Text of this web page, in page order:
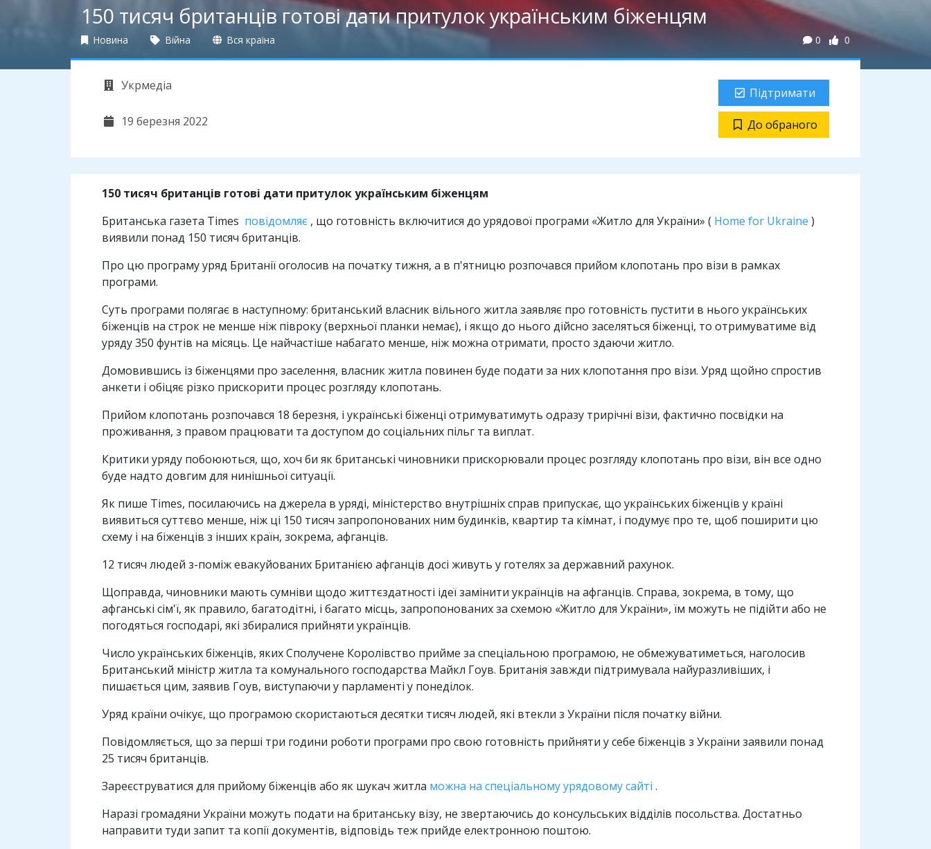
150 тисяч британців готові дати притулок українським біженцям
Новина Війна Вся країна 0 0
Укрмедіа
19 березня 2022
Підтримати
До обраного
150 тисяч британців готові дати притулок українським біженцям
Британська газета Times повідомляє , що готовність включитися до урядової програми «Житло для України» ( Home for Ukraine )
виявили понад 150 тисяч британців.
Про цю програму уряд Британії оголосив на початку тижня, а в п'ятницю розпочався прийом клопотань про візи в рамках
програми.
Суть програми полягає в наступному: британський власник вільного житла заявляє про готовність пустити в нього українських
біженців на строк не менше ніж півроку (верхньої планки немає), і якщо до нього дійсно заселяться біженці, то отримуватиме від
уряду 350 фунтів на місяць. Це найчастіше набагато менше, ніж можна отримати, просто здаючи житло.
Домовившись із біженцями про заселення, власник житла повинен буде подати за них клопотання про візи. Уряд щойно спростив
анкети і обіцяє різко прискорити процес розгляду клопотань.
Прийом клопотань розпочався 18 березня, і українські біженці отримуватимуть одразу трирічні візи, фактично посвідки на
проживання, з правом працювати та доступом до соціальних пільг та виплат.
Критики уряду побоюються, що, хоч би як британські чиновники прискорювали процес розгляду клопотань про візи, він все одно
буде надто довгим для нинішньої ситуації.
Як пише Times, посилаючись на джерела в уряді, міністерство внутрішніх справ припускає, що українських біженців у країні
виявиться суттєво менше, ніж ці 150 тисяч запропонованих ним будинків, квартир та кімнат, і подумує про те, щоб поширити цю
схему і на біженців з інших країн, зокрема, афганців.
12 тисяч людей з-поміж евакуйованих Британією афганців досі живуть у готелях за державний рахунок.
Щоправда, чиновники мають сумніви щодо життєздатності ідеї замінити українців на афганців. Справа, зокрема, в тому, що
афганські сім'ї, як правило, багатодітні, і багато місць, запропонованих за схемою «Житло для України», їм можуть не підійти або не
погодяться господарі, які збиралися прийняти українців.
Число українських біженців, яких Сполучене Королівство прийме за спеціальною програмою, не обмежуватиметься, наголосив
Британський міністр житла та комунального господарства Майкл Гоув. Британія завжди підтримувала найуразливіших, і
пишається цим, заявив Гоув, виступаючи у парламенті у понеділок.
Уряд країни очікує, що програмою скористаються десятки тисяч людей, які втекли з України після початку війни.
Повідомляється, що за перші три години роботи програми про свою готовність прийняти у себе біженців з України заявили понад
25 тисяч британців.
Зареєструватися для прийому біженців або як шукач житла можна на спеціальному урядовому сайті .
Наразі громадяни України можуть подати на британську візу, не звертаючись до консульських відділів посольства. Достатньо
направити туди запит та копії документів, відповідь теж прийде електронною поштою.